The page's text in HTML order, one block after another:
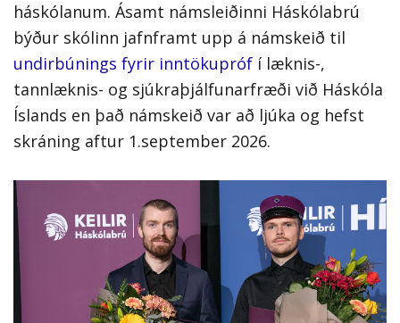
háskólanum. Ásamt námsleiðinni Háskólabrú
býður skólinn jafnframt upp á námskeið til
undirbúnings fyrir inntökupróf í læknis-,
tannlæknis- og sjúkraþjálfunarfræði við Háskóla
Íslands en það námskeið var að ljúka og hefst
skráning aftur 1.september 2026.